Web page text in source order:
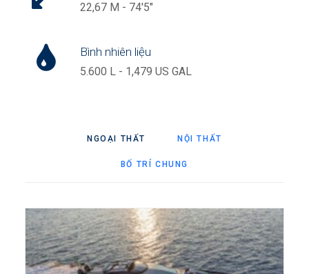
22,67 M - 74'5"
Bình nhiên liệu
5.600 L - 1,479 US GAL
NGOẠI THẤT NỘI THẤT
BỐ TRÍ CHUNG